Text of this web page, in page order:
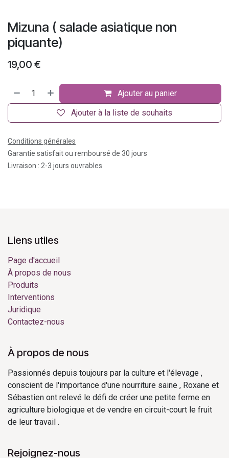
Mizuna ( salade asiatique non
piquante)
19,00 €
Ajouter au panier
Ajouter à la liste de souhaits
Conditions générales
Garantie satisfait ou remboursé de 30 jours
Livraison : 2-3 jours ouvrables
Liens utiles
Page d'accueil
À propos de nous
Produits
Interventions
Juridique
Contactez-nous
À propos de nous
Passionnés depuis toujours par la culture et l'élevage ,
conscient de l'importance d'une nourriture saine , Roxane et
Sébastien ont relevé le défi de créer une petite ferme en
agriculture biologique et de vendre en circuit-court le fruit
de leur travail .
Rejoignez-nous